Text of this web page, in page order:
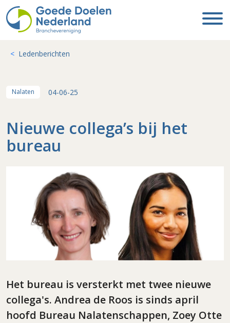
Ledenberichten
Nalaten 04-06-25
Nieuwe collega’s bij het
bureau
Het bureau is versterkt met twee nieuwe
collega's. Andrea de Roos is sinds april
hoofd Bureau Nalatenschappen, Zoey Otte